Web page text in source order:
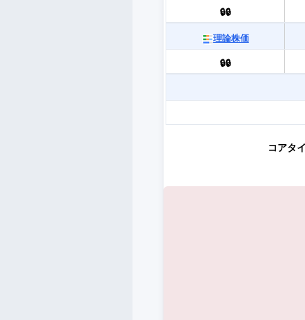
🔒🔒
理論株価
🔒🔒
コアタ